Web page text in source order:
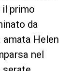
il primo
da
Helen
nel